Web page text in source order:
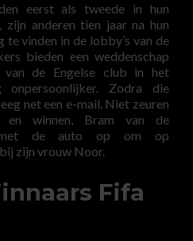
eerst als tweede in hun
zijn anderen tien jaar na hun
te vinden in de lobby’s van de
bieden een weddenschap
de Engelse club in het
Zodra die
net een e-mail. Niet zeuren
en winnen, Bram van de
de auto op om op
zijn vrouw Noor.
Fifa